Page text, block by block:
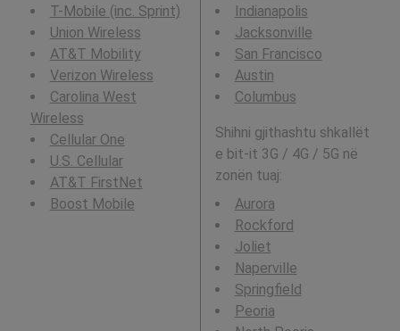
T-Mobile (inc. Sprint)
Union Wireless
AT&T Mobility
Verizon Wireless
Carolina West
Wireless
Cellular One
U.S. Cellular
AT&T FirstNet
Boost Mobile
Indianapolis
Jacksonville
San Francisco
Austin
Columbus
Shihni gjithashtu shkallët
e bit-it 3G / 4G / 5G në
zonën tuaj:
Aurora
Rockford
Joliet
Naperville
Springfield
Peoria